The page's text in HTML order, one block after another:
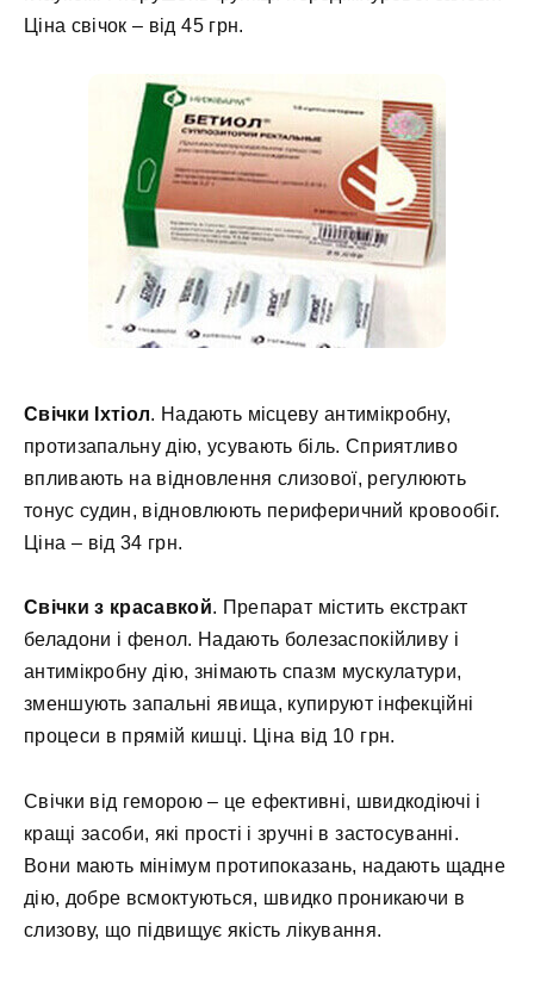
Ціна свічок – від 45 грн.
Свічки Іхтіол. Надають місцеву антимікробну,
протизапальну дію, усувають біль. Сприятливо
впливають на відновлення слизової, регулюють
тонус судин, відновлюють периферичний кровообіг.
Ціна – від 34 грн.
Свічки з красавкой. Препарат містить екстракт
беладони і фенол. Надають болезаспокійливу і
антимікробну дію, знімають спазм мускулатури,
зменшують запальні явища, купируют інфекційні
процеси в прямій кишці. Ціна від 10 грн.
Свічки від геморою – це ефективні, швидкодіючі і
кращі засоби, які прості і зручні в застосуванні.
Вони мають мінімум протипоказань, надають щадне
дію, добре всмоктуються, швидко проникаючи в
слизову, що підвищує якість лікування.